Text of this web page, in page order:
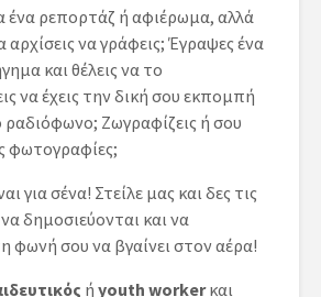
ένα ρεπορτάζ ή αφιέρωμα, αλλά
αρχίσεις να γράφεις; Έγραψες ένα
και θέλεις να το
να έχεις την δική σου εκπομπή
ραδιόφωνο; Ζωγραφίζεις ή σου
φωτογραφίες;
για σένα! Στείλε μας και δες τις
δημοσιεύονται και να
φωνή σου να βγαίνει στον αέρα!
ή youth workerκαι